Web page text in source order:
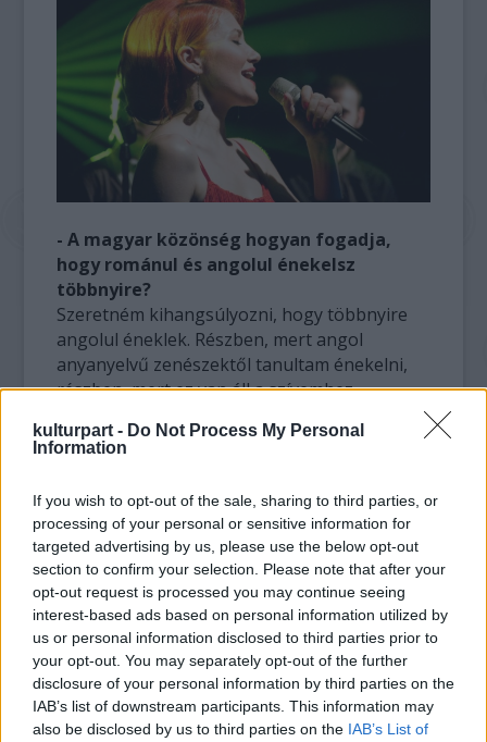
kulturpart - Do Not Process My Personal
Information
If you wish to opt-out of the sale, sharing to third parties, or
processing of your personal or sensitive information for
targeted advertising by us, please use the below opt-out
section to confirm your selection. Please note that after your
opt-out request is processed you may continue seeing
interest-based ads based on personal information utilized by
us or personal information disclosed to third parties prior to
your opt-out. You may separately opt-out of the further
disclosure of your personal information by third parties on the
IAB’s list of downstream participants. This information may
also be disclosed by us to third parties on the IAB’s List of
- A magyar közönség hogyan fogadja,
hogy románul és angolul énekelsz
többnyire?
Szeretném kihangsúlyozni, hogy többnyire
angolul éneklek. Részben, mert angol
anyanyelvű zenészektől tanultam énekelni,
részben, mert ez van áll a szívemhez
közelebb. Emellett szól az is, hogy próbálok a
legtehetségesebb emberekkel dolgozni a
akik a környezetemben vannak románok, az
nem azt jelenti, hogy magyarokkal nem
dolgoznék szívesen. Ígérem, hogy ebben az
évben többet fogok a magyar közönségre
koncentrálni, előreláthatóan több magyar
fesztiválon is részt fogok venni, mint például
a nagyszebeni Ars Hungarica 2013.
- Mesélj a társaságról, közösségről, ami
az országos tehetségkutató versenyeken